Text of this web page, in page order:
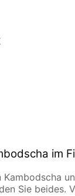
im
Sie beides.